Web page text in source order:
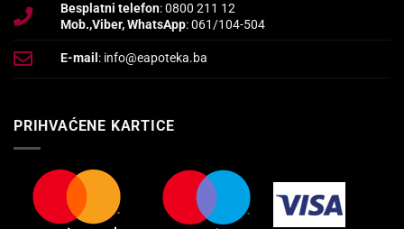
Besplatni telefon: 0800 211 12
Mob.,Viber, WhatsApp: 061/104-504
E-mail : info@eapoteka.ba
PRIHVAĆENE KARTICE